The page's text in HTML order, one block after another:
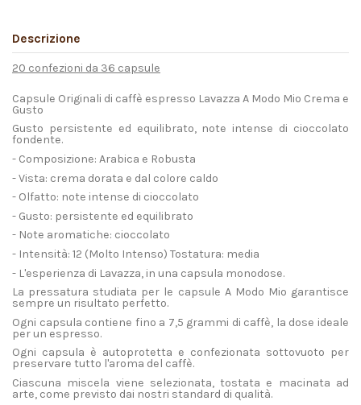
Descrizione
20 confezioni da 36 capsule
Capsule Originali di caffè espresso Lavazza A Modo Mio Crema e
Gusto
Gusto persistente ed equilibrato, note intense di cioccolato
fondente.
- Composizione: Arabica e Robusta
- Vista: crema dorata e dal colore caldo
- Olfatto: note intense di cioccolato
- Gusto: persistente ed equilibrato
- Note aromatiche: cioccolato
- Intensità: 12 (Molto Intenso) Tostatura: media
- L'esperienza di Lavazza, in una capsula monodose.
La pressatura studiata per le capsule A Modo Mio garantisce
sempre un risultato perfetto.
Ogni capsula contiene fino a 7,5 grammi di caffè, la dose ideale
per un espresso.
Ogni capsula è autoprotetta e confezionata sottovuoto per
preservare tutto l'aroma del caffè.
Ciascuna miscela viene selezionata, tostata e macinata ad
arte, come previsto dai nostri standard di qualità.